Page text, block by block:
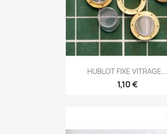
Aperçu rapide
HUBLOT FIXE VITRAGE...
1,10 €